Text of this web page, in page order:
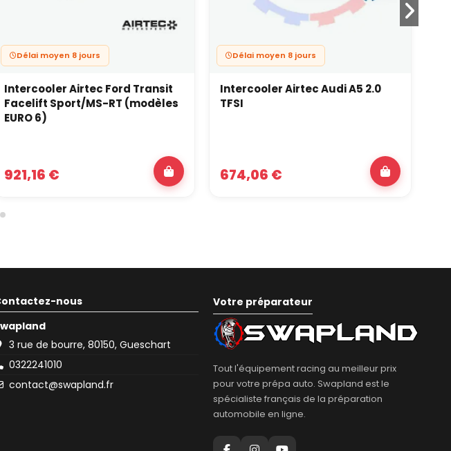
Délai moyen 8 jours
Intercooler Airtec Ford Transit
Facelift Sport/MS-RT (modèles
EURO 6)
921,16 €
Délai moyen 8 jours
Intercooler Airtec Audi A5 2.0
TFSI
674,06 €
nous
3 rue de bourre, 80150, Gueschart
0322241010
contact@swapland.fr
Votre préparateur
Tout l'équipement racing au meilleur prix
pour votre prépa auto. Swapland est le
spécialiste français de la préparation
automobile en ligne.